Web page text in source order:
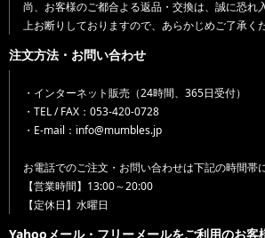
尚、お客様のご都合よる返品・交換は、誠に恐れ
上お断りしておりますので、あらかじめご了承く
注文方法・お問い合わせ
・インターネット販売（24時間、365日受付）
・TEL / FAX：053-420-0728
・E-mail：info@mumbles.jp
お電話でのご注文・お問い合わせは下記の時間帯
【営業時間】13:00～20:00
【定休日】水曜日
Yahooメール・フリーメールをご利用のお客